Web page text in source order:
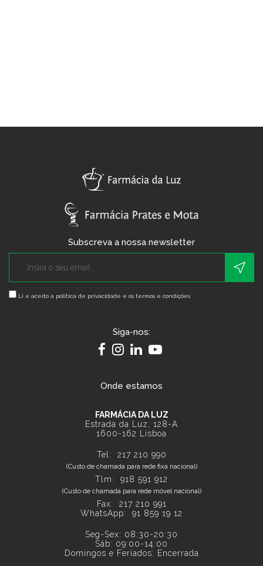
Subscreva a nossa newsletter
Li e aceito a política de privacidade e os termos e condições
Siga-nos:
Onde estamos
FARMÁCIA DA LUZ
Estrada da Luz, 128-A
1600-162 Lisboa
Tel: 217 210 990
(Custo de chamada para rede fixa nacional)
Tlm: 918 591 912
(Custo de chamada para rede móvel nacional)
Fax: 217 210 991
WhatsApp: 91 859 19 12
Seg-Sex: 08:30-20:30
Sáb: 09:00-14:00
Domingos e Feriados: Encerrada